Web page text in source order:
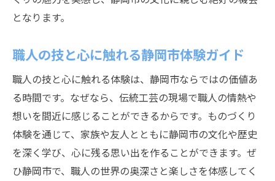
となります。
職人の技と心に触れる静岡市体験ガイド
職人の技と心に触れる体験は、静岡市ならではの価値あ
る時間です。なぜなら、伝統工芸の現場で職人の情熱や
想いを間近に感じることができるからです。ものづくり
体験を通じて、家族や友人とともに静岡市の文化や歴史
を深く学び、心に残る思い出を作ることができます。ぜ
ひ静岡市で、職人の世界の奥深さと楽しさを体感してく